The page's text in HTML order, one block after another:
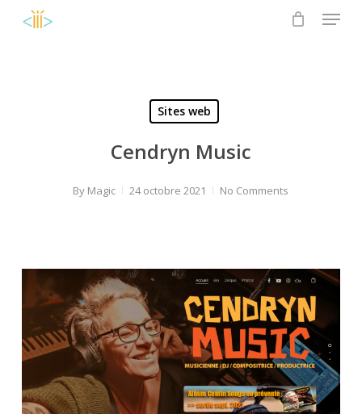
Menu
Sites web
Cendryn Music
By Magic 24 octobre 2021 No Comments